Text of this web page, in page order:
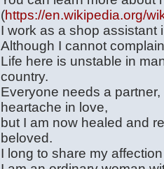
(https://en.wikipedia.org/
I work as a shop assistant
Although I cannot
Life here is unstable in
country.
Everyone needs a
heartache in love,
but I am now healed and
beloved.
I long to share my